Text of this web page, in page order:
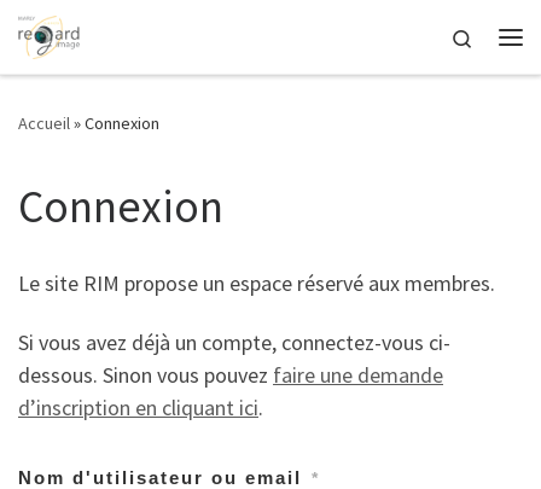
Passer au contenu
Search
Accueil»Connexion
Connexion
Le site RIM propose un espace réservé aux membres.
Si vous avez déjà un compte, connectez-vous ci-
dessous. Sinon vous pouvez faire une demande
d’inscription en cliquant ici.
Nom d'utilisateur ou email *